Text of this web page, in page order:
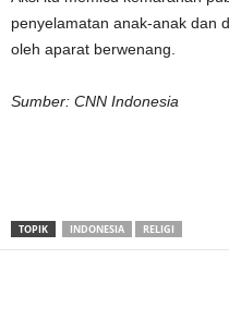
penyelamatan anak-anak dan
oleh aparat berwenang.
Sumber: CNN Indonesia
TOPIK INDONESIA RELIGI